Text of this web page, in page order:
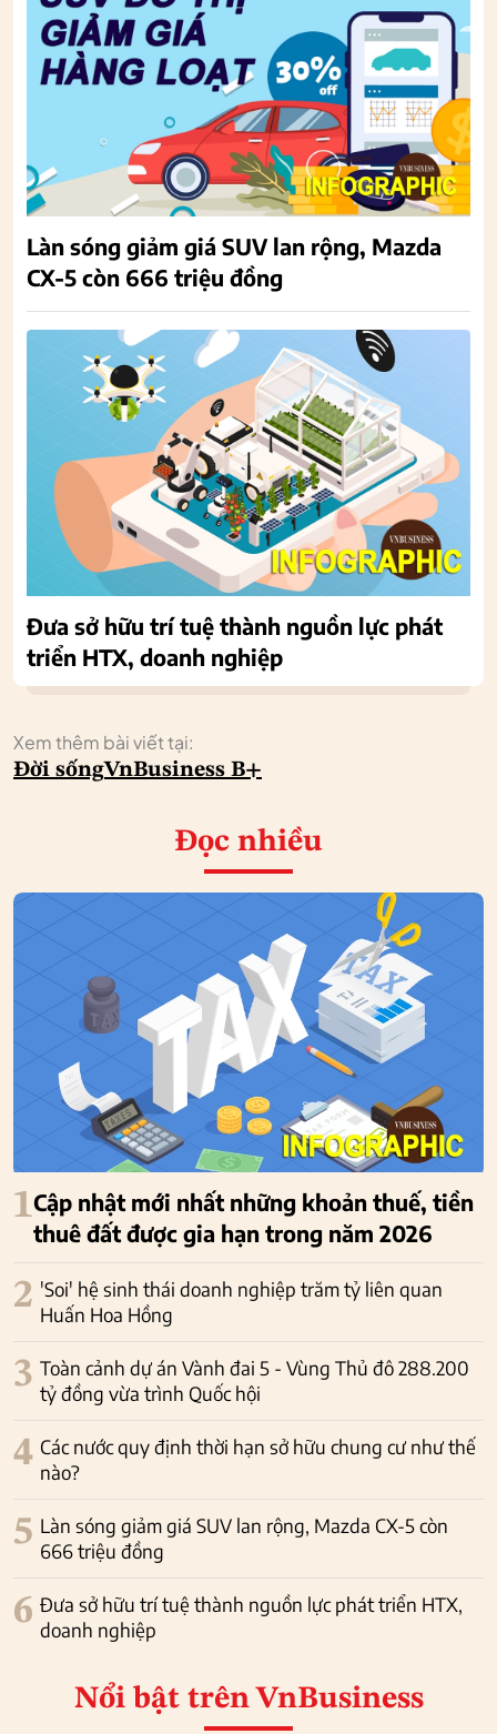
Làn sóng giảm giá SUV lan rộng, Mazda
CX-5 còn 666 triệu đồng
Đưa sở hữu trí tuệ thành nguồn lực phát
triển HTX, doanh nghiệp
Xem thêm bài viết tại:
Đời sốngVnBusiness B+
Đọc nhiều
1Cập nhật mới nhất những khoản thuế, tiền
thuê đất được gia hạn trong năm 2026
2 'Soi' hệ sinh thái doanh nghiệp trăm tỷ liên quan
Huấn Hoa Hồng
3 Toàn cảnh dự án Vành đai 5 - Vùng Thủ đô 288.200
tỷ đồng vừa trình Quốc hội
4 Các nước quy định thời hạn sở hữu chung cư như thế
nào?
5 Làn sóng giảm giá SUV lan rộng, Mazda CX-5 còn
666 triệu đồng
6 Đưa sở hữu trí tuệ thành nguồn lực phát triển HTX,
doanh nghiệp
Nổi bật trên VnBusiness